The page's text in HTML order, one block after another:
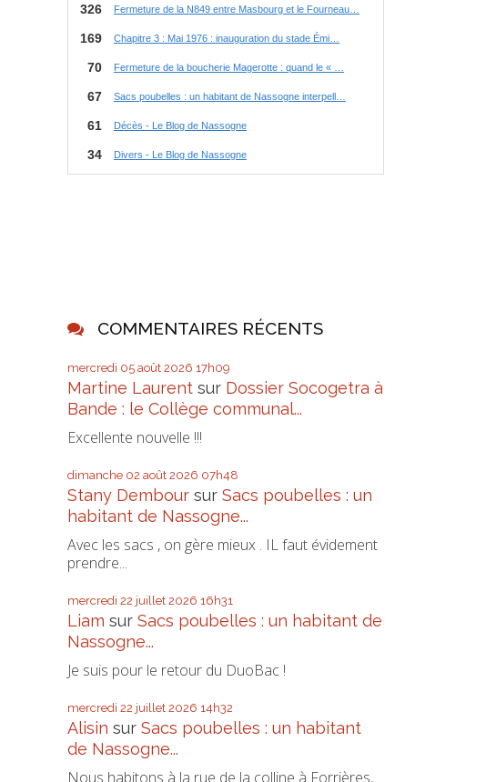
COMMENTAIRES RÉCENTS
mercredi 05 août 2026 17h09
Martine Laurent sur Dossier Socogetra à
Bande : le Collège communal...
Excellente nouvelle !!!
dimanche 02 août 2026 07h48
Stany Dembour surSacs poubelles : un
habitant de Nassogne...
Avec les sacs , on gère mieux . IL faut évidement
prendre...
mercredi 22 juillet 2026 16h31
Liam surSacs poubelles : un habitant de
Nassogne...
Je suis pour le retour du DuoBac !
mercredi 22 juillet 2026 14h32
Alisin surSacs poubelles : un habitant
de Nassogne...
Nous habitons à la rue de la colline à Forrières,